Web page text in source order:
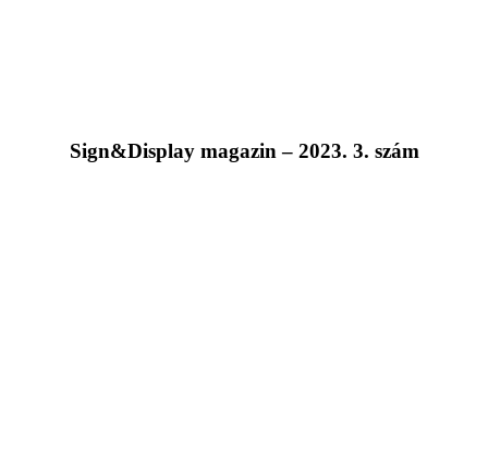
Sign&Display magazin – 2023. 3. szám